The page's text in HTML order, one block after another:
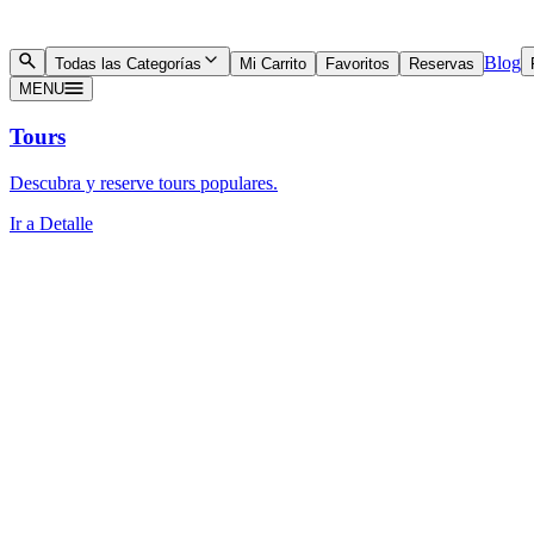
Todas las Categorías Mi Carrito Favoritos Reservas Blog
MENU
Tours
Descubra y reserve tours populares.
Ir a Detalle